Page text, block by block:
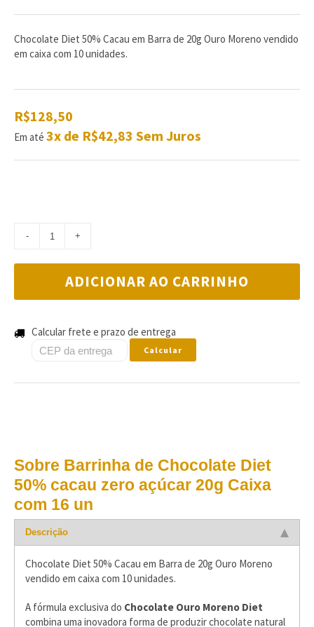
com
Chocolate Diet 50% Cacau em Barra de 20g Ouro Moreno vendido
em caixa com 10 unidades.
R$128,50
Em até 3x de R$42,83 Sem Juros
ADICIONAR AO CARRINHO
Calcular frete e prazo de entrega
Calcular
Sobre Barrinha de Chocolate Diet
50% cacau zero açúcar 20g Caixa
com 16 un
Descrição
Chocolate Diet 50% Cacau em Barra de 20g Ouro Moreno
vendido em caixa com 10 unidades.
A fórmula exclusiva do Chocolate Ouro Moreno Diet
combina uma inovadora forma de produzir chocolate natural